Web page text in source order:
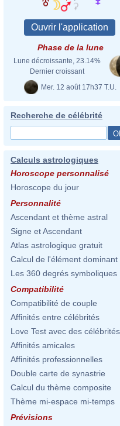
Phase de la lune
Lune décroissante, 23.14%
Dernier croissant
Mer. 12 août 17h37 T.U.
Recherche de célébrité
Calculs astrologiques
Horoscope personnalisé
Horoscope du jour
Personnalité
Ascendant et thème astral
Signe et Ascendant
Atlas astrologique gratuit
Calcul de l'élément dominant
Les 360 degrés symboliques
Compatibilité
Compatibilité de couple
Affinités entre célébrités
Love Test avec des célébrités
Affinités amicales
Affinités professionnelles
Double carte de synastrie
Calcul du thème composite
Thème mi-espace mi-temps
Prévisions